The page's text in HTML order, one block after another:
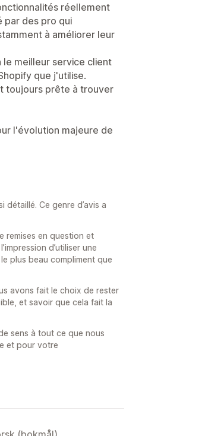
réellement
par des pro qui
à améliorer leur
meilleur service client
que j'utilise.
toujours prête à trouver
l'évolution majeure de
détaillé. Ce genre d’avis a
remises en question et
d’utiliser une
plus beau compliment que
avons fait le choix de rester
et savoir que cela fait la
sens à tout ce que nous
et pour votre